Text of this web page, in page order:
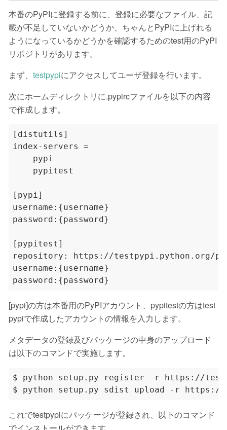
本番のPyPIに登録する前に、登録に必要なファイル、記
載が不足していないかどうか、ちゃんとPyPIに上げれる
ようになっているかどうかを確認するためのtest用のPyPI
リポジトリがあります。
まず、 testpypiにアクセスしてユーザ登録を行います。
次にホームディレクトリに.pypircファイルを以下の内容
で作成します。
[pypi]の方は本番用のPyPIアカウント、pypitestの方はtest
pypiで作成したアカウントの情報を入力します。
メタデータの登録及びパッケージの中身のアップロード
は以下のコマンドで実施します。
これでtestpypiにパッケージが登録され、以下のコマンド